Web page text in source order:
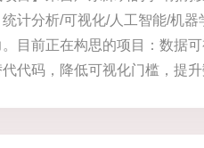
计分析/可视化/人工智能/机
。目前正在构思的项目：数据
代码，降低可视化门槛，提升